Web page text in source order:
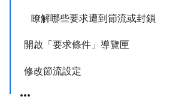
瞭解哪些要求遭到節流或封鎖
開啟「要求條件」導覽匣
修改節流設定